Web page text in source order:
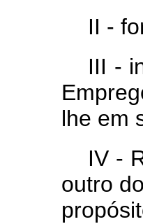
II -
III -
lhe em
IV -
outro